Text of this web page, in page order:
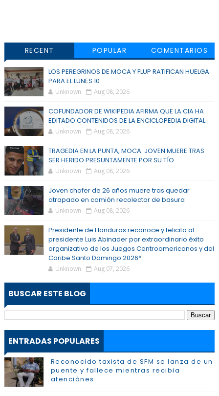
RECENT POPULAR COMENTARIOS
LOS PEREGRINOS DE MOCA Y FLUP RATIFICAN HUELGA
PARA EL LUNES 10
Unknown Aug 08, 2026
COFUNDADOR DE WIKIPEDIA AFIRMA QUE LA CIA HA
EDITADO CONTENIDOS DE LA ENCICLOPEDIA DIGITAL
Unknown Aug 08, 2026
TRAGEDIA EN LA PUNTA, MOCA: JOVEN MUERE TRAS
SER HERIDO PRESUNTAMENTE POR SU TÍO
Unknown Aug 08, 2026
Joven chofer de 26 años muere tras quedar
atrapado en camión recolector de basura
Unknown Aug 08, 2026
Presidente de Honduras reconoce y felicita al
presidente Luis Abinader por extraordinario éxito
organizativo de los Juegos Centroamericanos y del
Caribe Santo Domingo 2026*
Unknown Aug 07, 2026
BUSCAR ESTE BLOG
ENTRADAS POPULARES
Reconocido taxista de SFM se lanza de un
puente y fallece mientras recibia
atenciónes.